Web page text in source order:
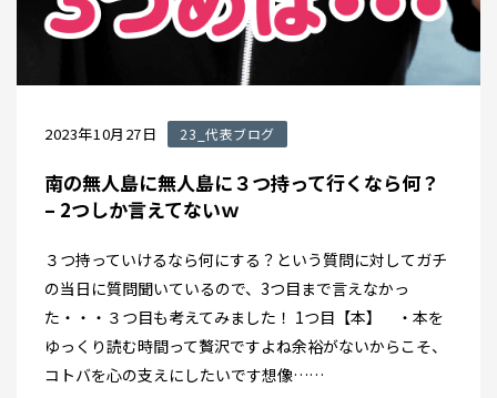
2023年10月27日 23_代表ブログ
南の無人島に無人島に３つ持って行くなら何？
– 2つしか言えてないｗ
３つ持っていけるなら何にする？という質問に対してガチ
の当日に質問聞いているので、3つ目まで言えなかっ
た・・・３つ目も考えてみました！ 1つ目【本】 ・本を
ゆっくり読む時間って贅沢ですよね余裕がないからこそ、
コトバを心の支えにしたいです想像……